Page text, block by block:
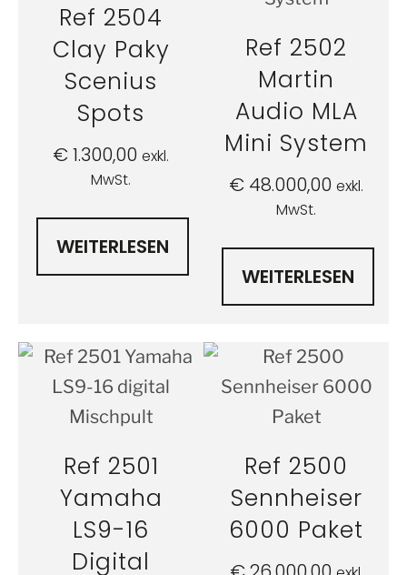
Ref 2504
Clay Paky
Scenius
Spots
€1.300,00 exkl.
MwSt.
WEITERLESEN
Ref 2502
Martin
Audio MLA
Mini System
€ 48.000,00 exkl.
MwSt.
WEITERLESEN
Ref 2501
Yamaha
LS9-16
Digital
Ref 2500
Sennheiser
6000 Paket